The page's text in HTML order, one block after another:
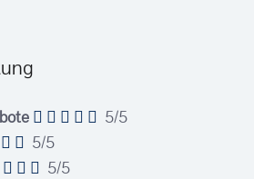
5/5
5/5
5/5